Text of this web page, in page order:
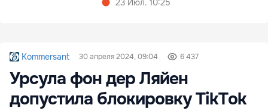
23 Июл. 10:25
Kommersant 30 апреля 2024, 09:04 6 437
Урсула фон дер Ляйен
допустила блокировку TikTok